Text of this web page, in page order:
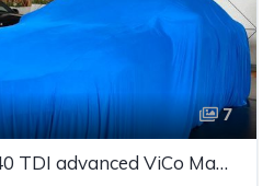
7
Audi A5 Sportback 40 TDI advanced ViCo Matrix Kamera